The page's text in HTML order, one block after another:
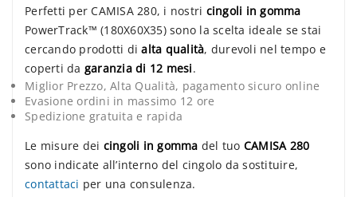
Perfetti per CAMISA 280, i nostri cingoli in gomma
PowerTrack™ (180X60X35) sono la scelta ideale se stai
cercando prodotti dialta qualità, durevoli nel tempo e
coperti da garanzia di 12 mesi.
Miglior Prezzo, Alta Qualità, pagamento sicuro online
Evasione ordini in massimo 12 ore
Spedizione gratuita e rapida
Le misure dei cingoli in gomma del tuo CAMISA 280
sono indicate all’interno del cingolo da sostituire,
contattaci per una consulenza.